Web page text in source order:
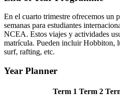
En el cuarto trimestre ofrecemos un
semanas para estudiantes
NCEA. Estos viajes y actividades
matrícula. Pueden incluir Hobbiton,
surf, rafting, etc.
Year Planner
Term 1 Term 2